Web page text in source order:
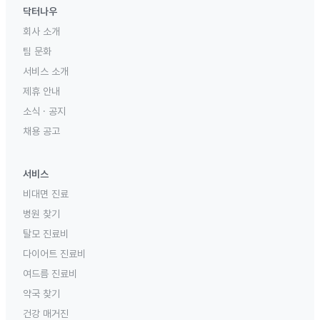
닥터나우
회사 소개
팀 문화
서비스 소개
제휴 안내
소식 · 공지
채용 공고
서비스
비대면 진료
병원 찾기
탈모 진료비
다이어트 진료비
여드름 진료비
약국 찾기
건강 매거진